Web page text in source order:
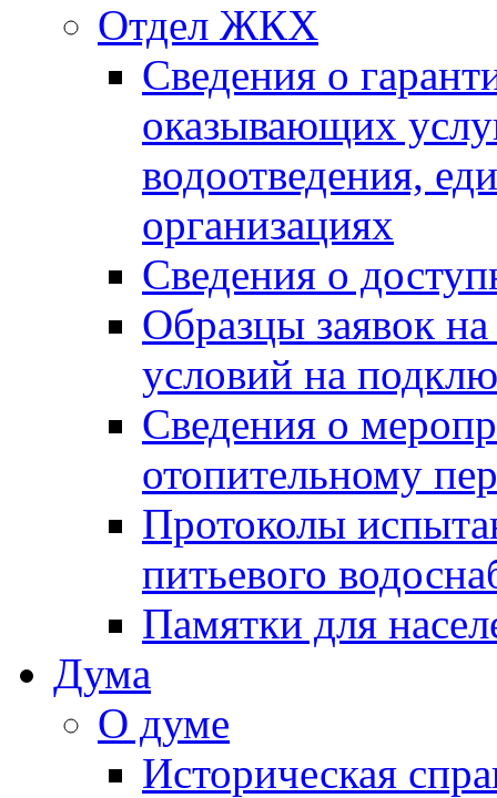
Отдел ЖКХ
Сведения о
оказывающих
водоотведения,
организациях
Сведения о
Образцы заявок
условий на
Сведения о
отопительному
Протоколы
питьевого
Памятки для
Дума
О думе
Историческая